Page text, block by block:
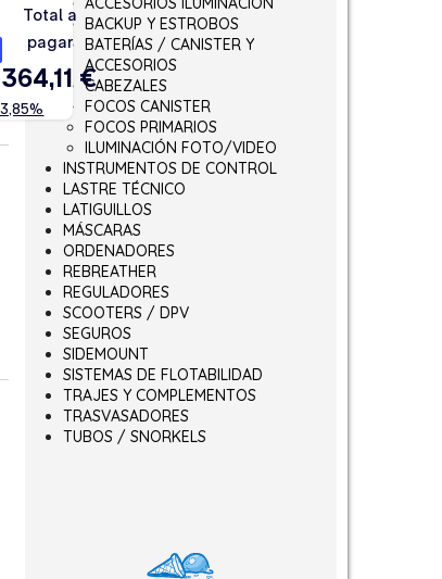
BACKUP Y ESTROBOS
BATERÍAS / CANISTER Y
ACCESORIOS
CABEZALES
FOCOS CANISTER
FOCOS PRIMARIOS
ILUMINACIÓN FOTO/VIDEO
INSTRUMENTOS DE CONTROL
LASTRE TÉCNICO
LATIGUILLOS
MÁSCARAS
ORDENADORES
REBREATHER
REGULADORES
SCOOTERS / DPV
SEGUROS
SIDEMOUNT
SISTEMAS DE FLOTABILIDAD
TRAJES Y COMPLEMENTOS
TRASVASADORES
TUBOS / SNORKELS